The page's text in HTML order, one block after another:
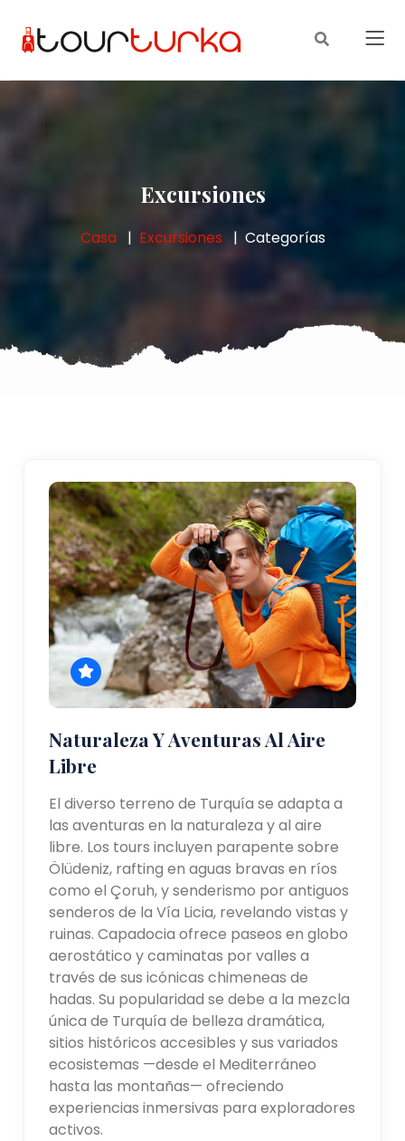
Excursiones
Casa Excursiones Categorías
Naturaleza Y Aventuras Al Aire
Libre
El diverso terreno de Turquía se adapta a
las aventuras en la naturaleza y al aire
libre. Los tours incluyen parapente sobre
Ölüdeniz, rafting en aguas bravas en ríos
como el Çoruh, y senderismo por antiguos
senderos de la Vía Licia, revelando vistas y
ruinas. Capadocia ofrece paseos en globo
aerostático y caminatas por valles a
través de sus icónicas chimeneas de
hadas. Su popularidad se debe a la mezcla
única de Turquía de belleza dramática,
sitios históricos accesibles y sus variados
ecosistemas —desde el Mediterráneo
hasta las montañas— ofreciendo
experiencias inmersivas para exploradores
activos.